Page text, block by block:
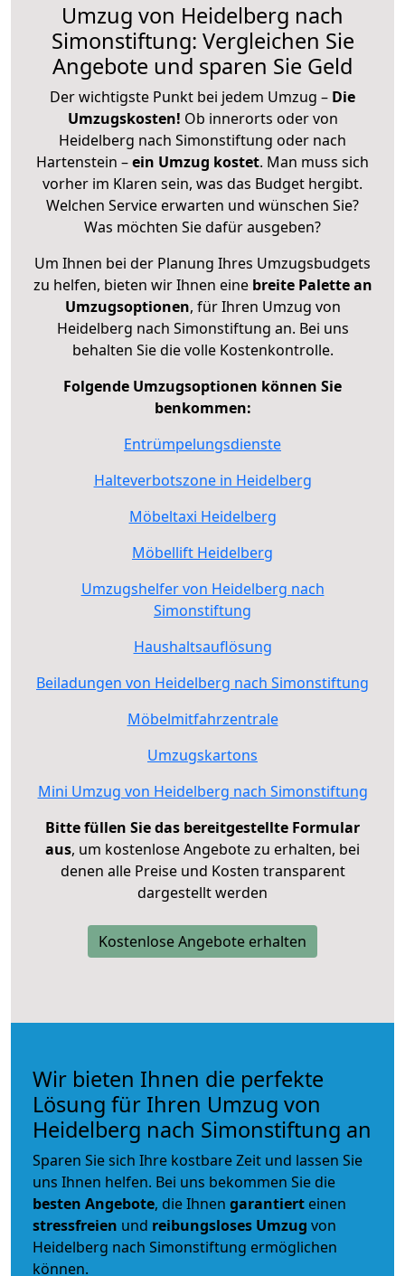
Umzug von Heidelberg nach
Simonstiftung: Vergleichen Sie
Angebote und sparen Sie Geld
Der wichtigste Punkt bei jedem Umzug – Die
Umzugskosten! Ob innerorts oder von
Heidelberg nach Simonstiftung oder nach
Hartenstein –ein Umzug kostet. Man muss sich
vorher im Klaren sein, was das Budget hergibt.
Welchen Service erwarten und wünschen Sie?
Was möchten Sie dafür ausgeben?
Um Ihnen bei der Planung Ihres Umzugsbudgets
zu helfen, bieten wir Ihnen eine breite Palette an
Umzugsoptionen, für Ihren Umzug von
Heidelberg nach Simonstiftung an. Bei uns
behalten Sie die volle Kostenkontrolle.
Folgende Umzugsoptionen können Sie
benkommen:
Entrümpelungsdienste
Halteverbotszone in Heidelberg
Möbeltaxi Heidelberg
Möbellift Heidelberg
Umzugshelfer von Heidelberg nach
Simonstiftung
Haushaltsauflösung
Beiladungen von Heidelberg nach Simonstiftung
Möbelmitfahrzentrale
Umzugskartons
Mini Umzug von Heidelberg nach Simonstiftung
Bitte füllen Sie das bereitgestellte Formular
aus, um kostenlose Angebote zu erhalten, bei
denen alle Preise und Kosten transparent
dargestellt werden
Kostenlose Angebote erhalten
Wir bieten Ihnen die perfekte
Lösung für Ihren Umzug von
Heidelberg nach Simonstiftung an
Sparen Sie sich Ihre kostbare Zeit und lassen Sie
uns Ihnen helfen. Bei uns bekommen Sie die
besten Angebote, die Ihnen garantiert einen
stressfreien und reibungsloses Umzug von
Heidelberg nach Simonstiftung ermöglichen
können.